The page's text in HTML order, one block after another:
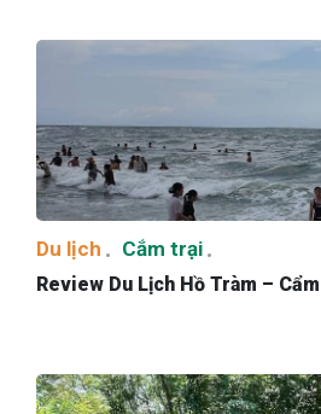
Du lịch Cắm trại
Review Du Lịch Hồ Tràm –